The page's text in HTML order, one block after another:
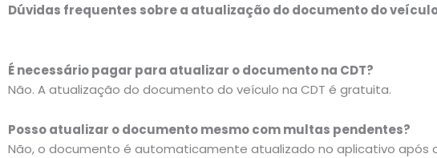
Dúvidas frequentes sobre a atualização do documento do veículo
É necessário pagar para atualizar o documento na CDT?
Não. A atualização do documento do veículo na CDT é gratuita.
Posso atualizar o documento mesmo com multas pendentes?
Não, o documento é automaticamente atualizado no aplicativo após